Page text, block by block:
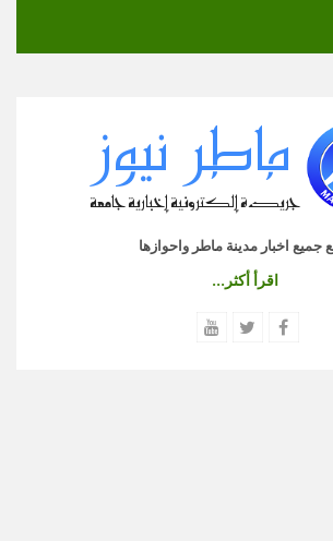
جميع اخبار مدينة ماطر واحوازها
اقرأ أكثر...